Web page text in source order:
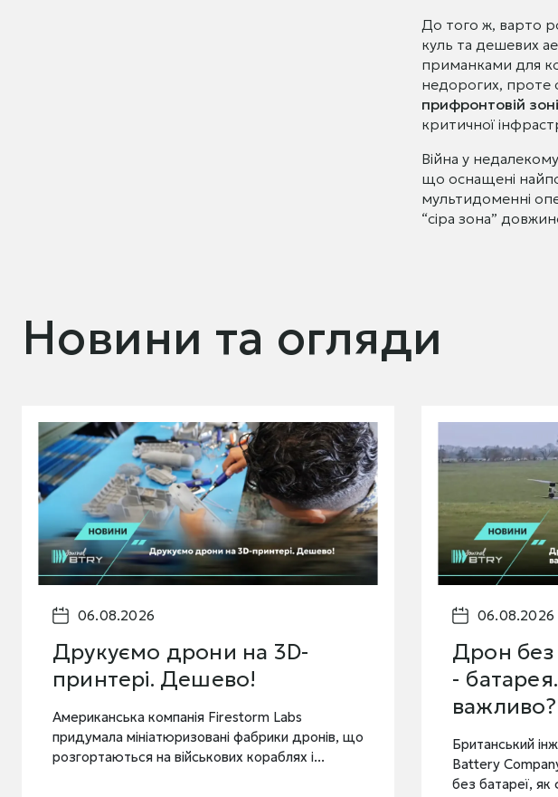
До того ж, варто
куль та дешевих
приманками для
недорогих, проте
прифронтовій
критичної
Війна у
що оснащені
мультидоменні
“сіра зона”
Новини та огляди
06.08.2026
Дрон без батареї, бо він сам
- батарея. Чому це
важливо?
Британський інженерний стартап The Structural
Battery Company (The SB Co.) розробив дрон